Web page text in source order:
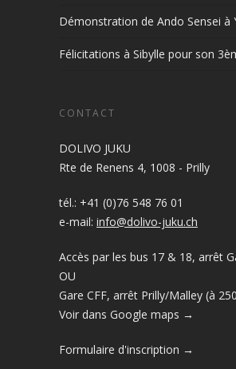
Démonstration de Ando Sensei à
Félicitations à Sibylle pour son
CONTACT
DOLIVO JUKU
Rte de Renens 4, 1008 - Prilly
tél.: +41 (0)76 548 76 01
e-mail: info@dolivo-juku.ch
Accès par les bus 17 & 18, arrêt
OU
Gare CFF, arrêt Prilly/Malley (à
Voir dans Google maps →
Formulaire d'inscription →